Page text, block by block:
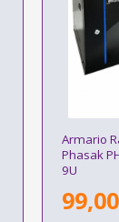
Armario
Phasak
9U